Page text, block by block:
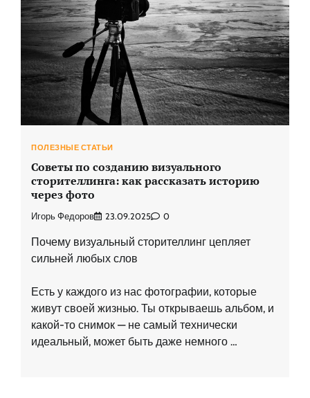
ПОЛЕЗНЫЕ СТАТЬИ
Советы по созданию визуального
сторителлинга: как рассказать историю
через фото
Игорь Федоров 23.09.2025 0
Почему визуальный сторителлинг цепляет
сильней любых слов
Есть у каждого из нас фотографии, которые
живут своей жизнью. Ты открываешь альбом, и
какой-то снимок — не самый технически
идеальный, может быть даже немного …